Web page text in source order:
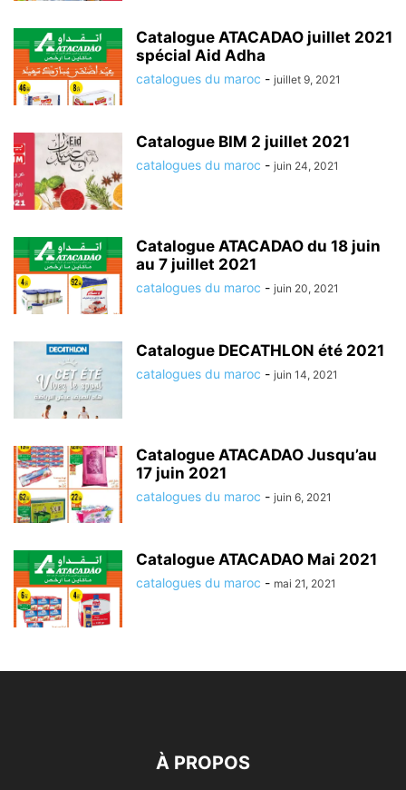
Catalogue ATACADAO juillet 2021
spécial Aid Adha
catalogues du maroc - juillet 9, 2021
Catalogue BIM 2 juillet 2021
catalogues du maroc - juin 24, 2021
Catalogue ATACADAO du 18 juin
au 7 juillet 2021
catalogues du maroc - juin 20, 2021
Catalogue DECATHLON été 2021
catalogues du maroc - juin 14, 2021
Catalogue ATACADAO Jusqu’au
17 juin 2021
catalogues du maroc - juin 6, 2021
Catalogue ATACADAO Mai 2021
catalogues du maroc - mai 21, 2021
À PROPOS